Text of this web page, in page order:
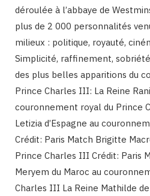
déroulée à l’abbaye de
plus de 2 000 personnalités
milieux : politique, royauté,
Simplicité, raffinement,
des plus belles apparitions du
Prince Charles III: La Reine
couronnement royal du Prince
Letizia d’Espagne au
Crédit: Paris Match Brigitte
Prince Charles III Crédit: Paris
Meryem du Maroc au
Charles III La Reine Mathilde